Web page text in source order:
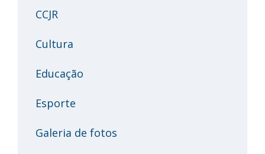
CCJR
Cultura
Educação
Esporte
Galeria de fotos